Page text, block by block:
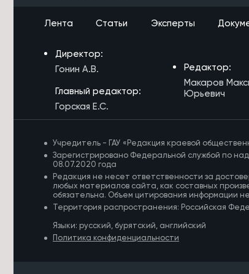
7/08/2026 в 17:43
заготовить 1,1 млн тонн сена к зиме
Житель Жирекена получил условный
срок за поджог двух автомобилей
из-за конфликта
Высокий уровень заболеваемости
энтеровирусом сохраняется в
Забайкалье
7/08/2026 в 16:29
Прокуратура потребовала
отремонтировать здание Дворца
спорта в Чите
Лента Статьи Эксперты
Директор:
Гонин А.В.
Главный редактор:
Горская Е.С.
Редактор:
Макаров
Юрьевич
Учредитель - ГАУ «Редакция краевой
Зарегистрировано Федеральной службой по
08.07.2020 года
Редакция не несет ответственности за
любых материалов сайта, как составных
обязательна. Объем цитирования информации
Территория распространения: Российская
Языки: русский, бурятский, английский
Политика конфиденциальности